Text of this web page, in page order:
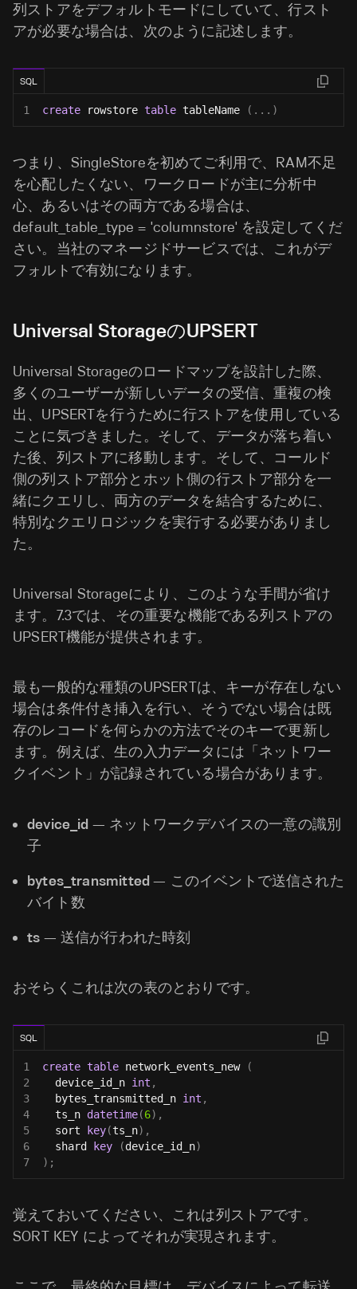
列ストアをデフォルトモードにしていて、行スト
アが必要な場合は、次のように記述します。
SQL
1 create rowstore table tableName ( . . . )
つまり、SingleStoreを初めてご利用で、RAM不足
を心配したくない、ワークロードが主に分析中
心、あるいはその両方である場合は、
default_table_type = 'columnstore' を設定してくだ
さい。当社のマネージドサービスでは、これがデ
フォルトで有効になります。
Universal StorageのUPSERT
Universal Storageのロードマップを設計した際、
多くのユーザーが新しいデータの受信、重複の検
出、UPSERTを行うために行ストアを使用している
ことに気づきました。そして、データが落ち着い
た後、列ストアに移動します。そして、コールド
側の列ストア部分とホット側の行ストア部分を一
緒にクエリし、両方のデータを結合するために、
特別なクエリロジックを実行する必要がありまし
た。
Universal Storageにより、このような手間が省け
ます。7.3では、その重要な機能である列ストアの
UPSERT機能が提供されます。
最も一般的な種類のUPSERTは、キーが存在しない
場合は条件付き挿入を行い、そうでない場合は既
存のレコードを何らかの方法でそのキーで更新し
ます。例えば、生の入力データには「ネットワー
クイベント」が記録されている場合があります。
device_id — ネットワークデバイスの一意の識別
子
bytes_transmitted— このイベントで送信された
バイト数
ts — 送信が行われた時刻
おそらくこれは次の表のとおりです。
SQL
1 create table network_events_new
(
2
  device_id_n
int ,
3
  bytes_transmitted_n
int ,
4
  ts_n
datetime(6) ,
5
  sort
key(ts_n) ,
6
  shard
key (device_id_n)
7
) ;
覚えておいてください、これは列ストアです。
SORT KEY によってそれが実現されます。